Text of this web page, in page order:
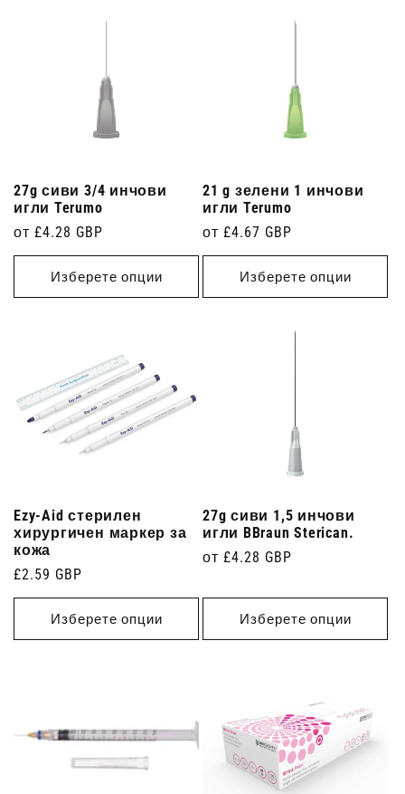
27g сиви 3/4 инчови
игли Terumo
Редовна
цена
от £4.28 GBP
Изберете опции
21 g зелени 1 инчови
игли Terumo
Редовна
цена
от £4.67 GBP
Изберете опции
Ezy-Aid стерилен
хирургичен маркер за
кожа
Редовна
цена
£2.59 GBP
Изберете опции
27g сиви 1,5 инчови
игли BBraun Sterican.
Редовна
от £4.28 GBP
Изберете опции